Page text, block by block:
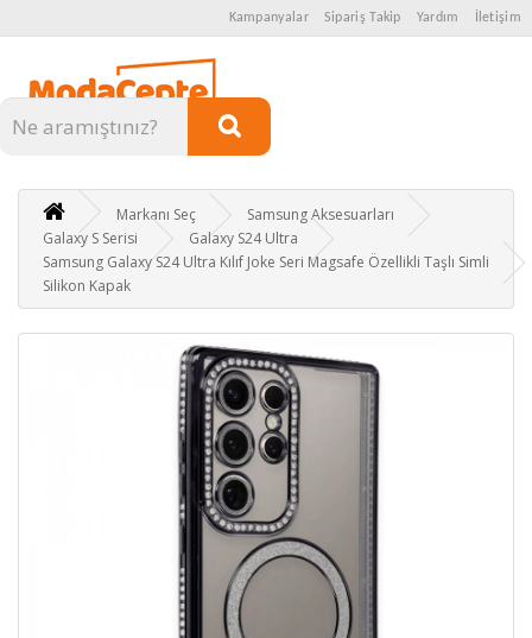
Kampanyalar Sipariş Takip Yardım İletişim
Kategoriler
Markanı Seç
Samsung Aksesuarları
Galaxy S Serisi
Galaxy S24 Ultra
Samsung Galaxy S24 Ultra Kılıf Joke Seri Magsafe Özellikli Taşlı Simli
Silikon Kapak